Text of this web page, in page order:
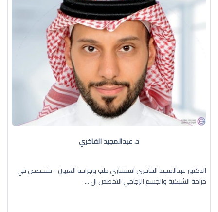
د. عبدالمجيد الفاخري
الدكتور عبدالمجيد الفاخري استشاري طب وجراحة العيون - متخصص في
جراحة الشبكية والجسم الزجاجي التخصص ال ...